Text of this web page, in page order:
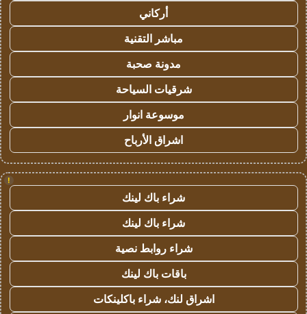
أركاني
مباشر التقنية
مدونة صحبة
شرقيات السياحة
موسوعة انوار
اشراق الأرباح
!
شراء باك لينك
شراء باك لينك
شراء روابط نصية
باقات باك لينك
اشراق لنك، شراء باكلينكات